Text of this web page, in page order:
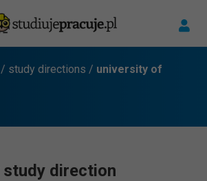
/ study directions / university of
study direction